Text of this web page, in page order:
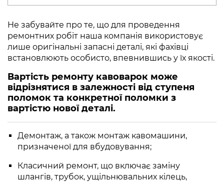
Не забувайте про те, що для проведення
ремонтних робіт наша компанія використовує
лише оригінальні запасні деталі, які фахівці
встановлюють особисто, впевнившись у їх якості.
Вартість ремонту кавоварок може
відрізнятися в залежності від ступеня
поломок та конкретної поломки з
вартістю нової деталі.
Демонтаж, а також монтаж кавомашини,
призначеної для вбудовування;
Класичний ремонт, що включає заміну
шлангів, трубок, ущільнювальних кілець,